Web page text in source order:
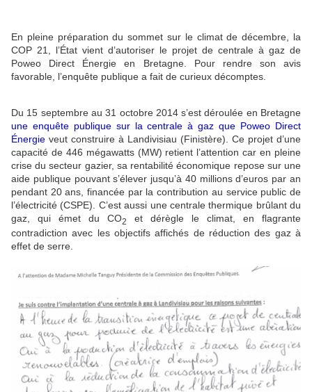
En pleine préparation du sommet sur le climat de décembre, la
COP 21, l’État vient d’autoriser le projet de centrale à gaz de
Poweo Direct Énergie en Bretagne. Pour rendre son avis
favorable, l’enquête publique a fait de curieux décomptes.
Du 15 septembre au 31 octobre 2014 s’est déroulée en Bretagne
une enquête publique sur la centrale à gaz que Poweo Direct
Énergie veut construire à Landivisiau (Finistère). Ce projet d’une
capacité de 446 mégawatts (MW) retient l’attention car en pleine
crise du secteur gazier, sa rentabilité économique repose sur une
aide publique pouvant s’élever jusqu’à 40 millions d’euros par an
pendant 20 ans, financée par la contribution au service public de
l’électricité (CSPE). C’est aussi une centrale thermique brûlant du
gaz, qui émet du CO2
et dérègle le climat, en flagrante
contradiction avec les objectifs affichés de réduction des gaz à
effet de serre.